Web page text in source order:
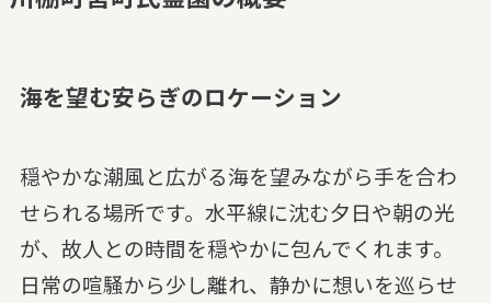
海を望む安らぎのロケーション
穏やかな潮風と広がる海を望みながら手を合わ
せられる場所です。水平線に沈む夕日や朝の光
が、故人との時間を穏やかに包んでくれます。
日常の喧騒から少し離れ、静かに想いを巡らせ